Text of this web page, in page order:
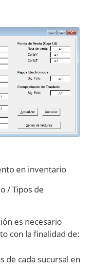
en inventario
/ Tipos de
es necesario
con la finalidad de:
de cada sucursal en